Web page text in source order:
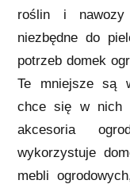
roślin i
niezbędne do
potrzeb domek
Te mniejsze są
chce się w nich
akcesoria
wykorzystuje
mebli